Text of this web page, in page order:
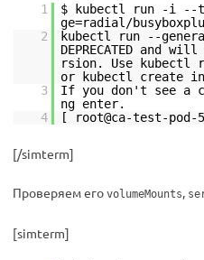
1
$ kubectl run -i --
ge=radial/
2
kubectl run --
DEPRECATED and
rsion. Use kubectl
or kubectl create
3
If you don't see a
ng enter.
4
[ root@ca-test-pod-
[/simterm]
Проверяем его volumeMounts,
[simterm]